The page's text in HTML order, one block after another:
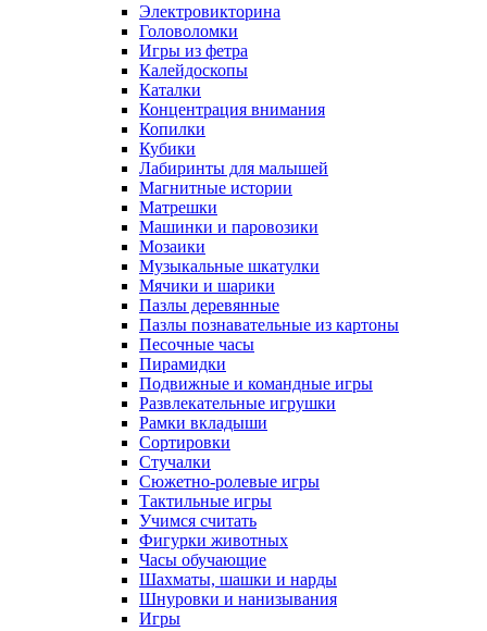
Электровикторина
Головоломки
Игры из фетра
Калейдоскопы
Каталки
Концентрация внимания
Копилки
Кубики
Лабиринты для малышей
Магнитные истории
Матрешки
Машинки и паровозики
Мозаики
Музыкальные шкатулки
Мячики и шарики
Пазлы деревянные
Пазлы познавательные из картоны
Песочные часы
Пирамидки
Подвижные и командные игры
Развлекательные игрушки
Рамки вкладыши
Сортировки
Стучалки
Сюжетно-ролевые игры
Тактильные игры
Учимся считать
Фигурки животных
Часы обучающие
Шахматы, шашки и нарды
Шнуровки и нанизывания
Игры